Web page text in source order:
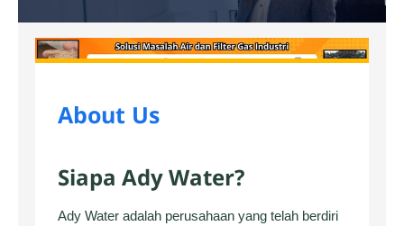
About Us
Siapa Ady Water?
Ady Water adalah perusahaan yang telah berdiri